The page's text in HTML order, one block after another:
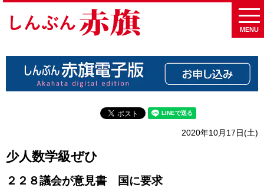
MENU
2020年10月17日(土)
少人数学級ぜひ
２２８議会が意見書 国に要求